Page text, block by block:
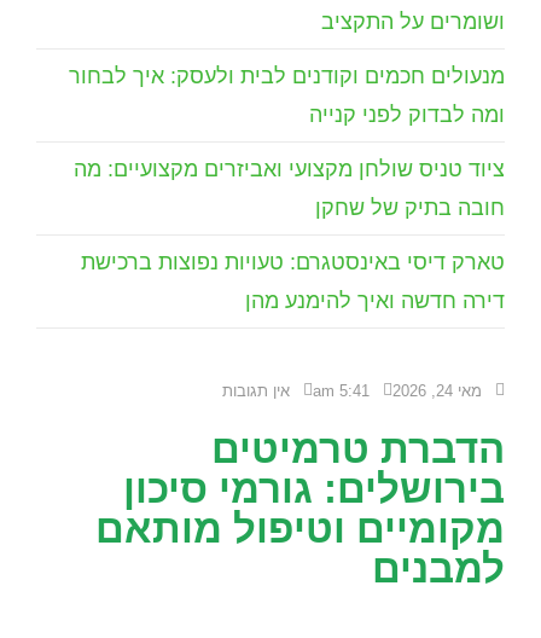
מאי 24, 2026 5:41 am אין תגובות
הדברת טרמיטים
בירושלים: גורמי סיכון
מקומיים וטיפול מותאם
למבנים
ושומרים על התקציב
מנעולים חכמים וקודנים לבית ולעסק: איך לבחור
ומה לבדוק לפני קנייה
ציוד טניס שולחן מקצועי ואביזרים מקצועיים: מה
חובה בתיק של שחקן
טארק דיסי באינסטגרם: טעויות נפוצות ברכישת
דירה חדשה ואיך להימנע מהן